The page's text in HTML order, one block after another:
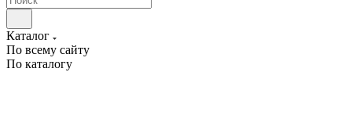
Каталог
По всему сайту
По каталогу